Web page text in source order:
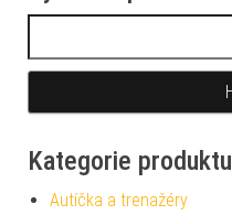
Kategorie produktu
Autíčka a trenažéry